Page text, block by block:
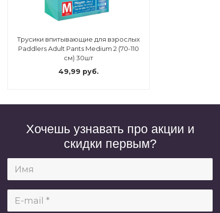
Трусики впитывающие для взрослых
Paddlers Adult Pants Medium 2 (70-110
см) 30шт
49,99 руб.
Хочешь узнавать про акции и
скидки первым?